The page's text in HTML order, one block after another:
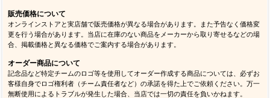
販売価格について
オンラインストアと実店舗で販売価格が異なる場合があります。また予告なく価格変
更を行う場合があります。当店に在庫のない商品をメーカーから取り寄せるなどの場
合、掲載価格と異なる価格でご案内する場合があります。
オーダー商品について
記念品など特定チームのロゴ等を使用してオーダー作成する商品については、必ずお
客様自身でロゴ権利者（チーム責任者など）の承諾を得た上でご依頼ください。万一
無断使用によるトラブルが発生した場合、当店では一切の責任を負いかねます。